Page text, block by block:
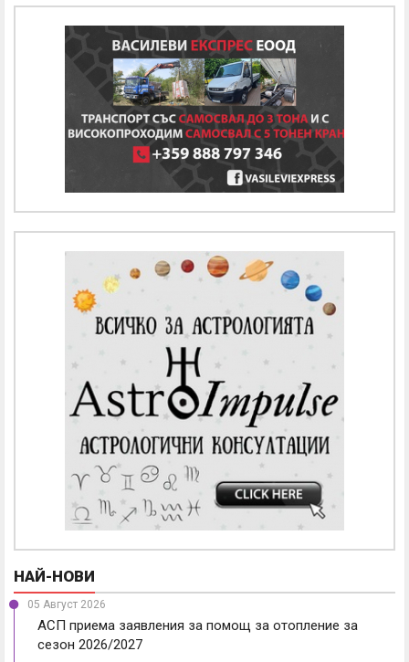
НАЙ-НОВИ
05 Август 2026
АСП приема заявления за помощ за отопление за
сезон 2026/2027